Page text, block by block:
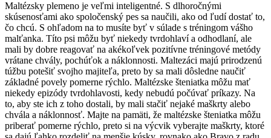
Maltézsky plemeno je veľmi inteligentné. S dlhoročnými
skúsenosťami ako spoločenský pes sa naučili, ako od ľudí dostať to,
čo chcú. S ohľadom na to musíte byť v súlade s tréningom vášho
malťanka. Títo psi môžu byť niekedy tvrdohlaví a odhodlaní, ale
mali by dobre reagovať na akékoľvek pozitívne tréningové metódy
vrátane chvály, pochúťok a náklonnosti. Maltezáci majú prirodzenú
túžbu potešiť svojho majiteľa, preto by sa mali dôsledne naučiť
základné povely pomerne rýchlo. Maltézske šteniatka môžu mať
niekedy epizódy tvrdohlavosti, kedy nebudú počúvať príkazy. Na
to, aby ste ich z toho dostali, by mali stačiť nejaké maškrty alebo
chvála a náklonnosť. Majte na pamäti, že maltézske šteniatka môžu
priberať pomerne rýchlo, preto si na výcvik vyberajte maškrty, ktoré